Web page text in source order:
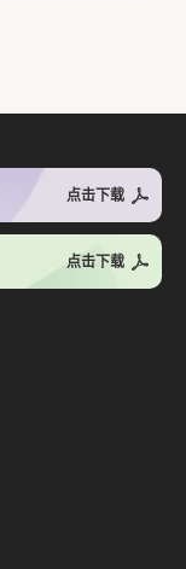
点击下载
点击下载